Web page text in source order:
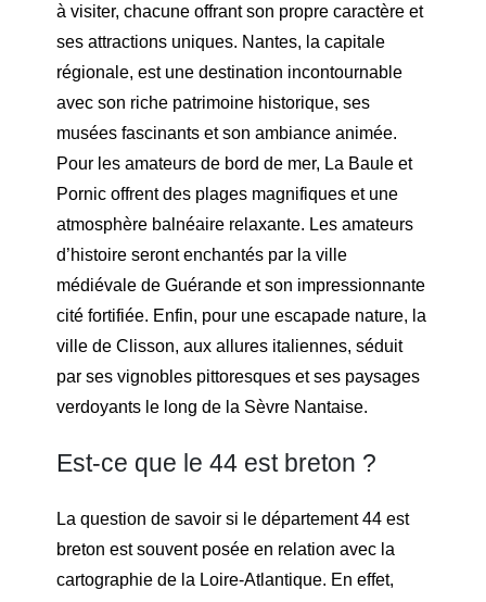
à visiter, chacune offrant son propre caractère et
ses attractions uniques. Nantes, la capitale
régionale, est une destination incontournable
avec son riche patrimoine historique, ses
musées fascinants et son ambiance animée.
Pour les amateurs de bord de mer, La Baule et
Pornic offrent des plages magnifiques et une
atmosphère balnéaire relaxante. Les amateurs
d’histoire seront enchantés par la ville
médiévale de Guérande et son impressionnante
cité fortifiée. Enfin, pour une escapade nature, la
ville de Clisson, aux allures italiennes, séduit
par ses vignobles pittoresques et ses paysages
verdoyants le long de la Sèvre Nantaise.
Est-ce que le 44 est breton ?
La question de savoir si le département 44 est
breton est souvent posée en relation avec la
cartographie de la Loire-Atlantique. En effet,